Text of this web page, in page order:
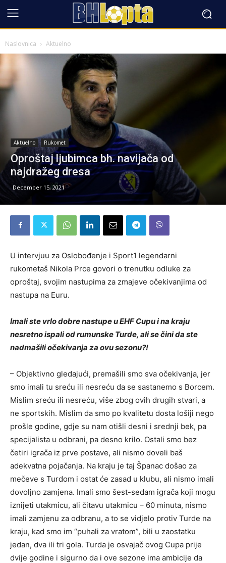
Naslovnica Aktuelno
Aktuelno Rukomet
Oproštaj ljubimca bh. navijača od
najdražeg dresa
December 15, 2021
U intervjuu za Oslobođenje i Sport1 legendarni
rukometaš Nikola Prce govori o trenutku odluke za
oproštaj, svojim nastupima za zmajeve očekivanjima od
nastupa na Euru.
Imali ste vrlo dobre nastupe u EHF Cupu i na kraju
nesretno ispali od rumunske Turde, ali se čini da ste
nadmašili očekivanja za ovu sezonu?!
– Objektivno gledajući, premašili smo sva očekivanja, jer
smo imali tu sreću ili nesreću da se sastanemo s Borcem.
Mislim sreću ili nesreću, više zbog ovih drugih stvari, a
ne sportskih. Mislim da smo po kvalitetu dosta lošiji nego
prošle godine, gdje su nam otišli desni i srednji bek, pa
specijalista u odbrani, pa desno krilo. Ostali smo bez
četiri igrača iz prve postave, ali nismo doveli baš
adekvatna pojačanja. Na kraju je taj Španac došao za
mečeve s Turdom i ostat će zasad u klubu, ali nismo imali
dovoljno zamjena. Imali smo šest-sedam igrača koji mogu
iznijeti utakmicu, ali čitavu utakmicu – 60 minuta, nismo
imali zamjenu za odbranu, a to se vidjelo protiv Turde na
kraju, kad smo im “puhali za vratom”, bili u zaostatku
jedan, dva ili tri gola. Turda je osvajač ovog Cupa prije
dvije godine i sigurno da i ove sezone ima ambicije da